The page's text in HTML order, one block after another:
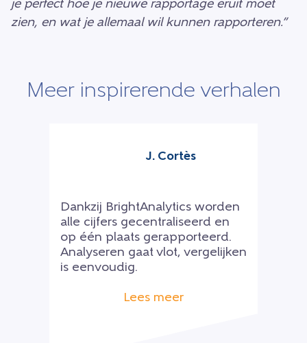
je perfect hoe je nieuwe rapportage eruit moet
zien, en wat je allemaal wil kunnen rapporteren.”
Meer inspirerende verhalen
J. Cortès
Dankzij BrightAnalytics worden
alle cijfers gecentraliseerd en
op één plaats gerapporteerd.
Analyseren gaat vlot, vergelijken
is eenvoudig.
Lees meer